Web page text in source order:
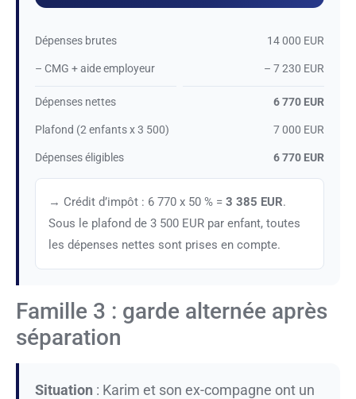
Dépenses brutes 14 000 EUR
– CMG + aide employeur – 7 230 EUR
Dépenses nettes 6 770 EUR
Plafond (2 enfants x 3 500) 7 000 EUR
Dépenses éligibles 6 770 EUR
→ Crédit d’impôt : 6 770 x 50 % = 3 385 EUR.
Sous le plafond de 3 500 EUR par enfant, toutes
les dépenses nettes sont prises en compte.
Famille 3 : garde alternée après
séparation
Situation : Karim et son ex-compagne ont un